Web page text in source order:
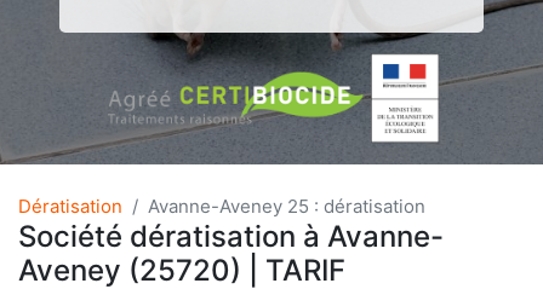
Dératisation Avanne-Aveney 25 : dératisation
Société dératisation à Avanne-
Aveney (25720) | TARIF